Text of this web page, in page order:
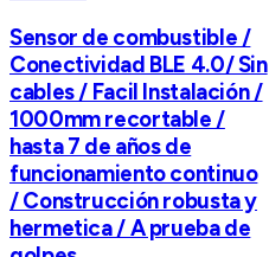
Sensor de combustible /
Conectividad BLE 4.0/ Sin
cables / Facil Instalación /
1000mm recortable /
hasta 7 de años de
funcionamiento continuo
/ Construcción robusta y
hermetica / A prueba de